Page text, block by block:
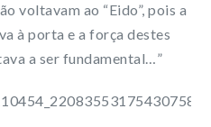
voltavam ao “Eido”, pois a
à porta e a força destes
a ser fundamental…”